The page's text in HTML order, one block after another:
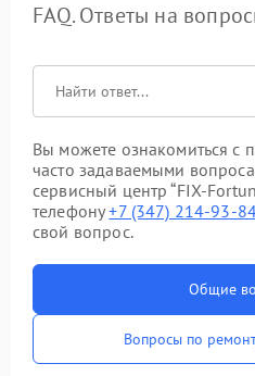
FAQ. Ответы на
Вы можете ознакомиться с
часто задаваемыми
сервисный центр “FIX-
телефону+7 (347) 214-93-
свой вопрос.
Общие
Вопросы по